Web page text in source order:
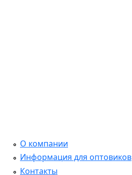
О компании
Информация для оптовиков
Контакты